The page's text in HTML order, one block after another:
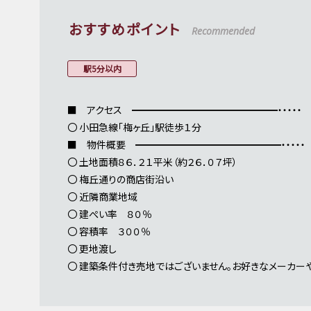
おすすめポイント Recommended
駅5分以内
■ アクセス ━━━━━━━━━━━━━━━・・・・・
〇 小田急線「梅ヶ丘」駅徒歩１分
■ 物件概要 ━━━━━━━━━━━━━━━・・・・・
〇 土地面積８６．２１平米（約２６．０７坪）
〇 梅丘通りの商店街沿い
〇 近隣商業地域
〇 建ぺい率 ８０％
〇 容積率 ３００％
〇 更地渡し
〇 建築条件付き売地ではございません。お好きなメーカー